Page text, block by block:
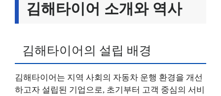
김해타이어 소개와 역사
김해타이어의 설립 배경
김해타이어는 지역 사회의 자동차 운행 환경을 개선
하고자 설립된 기업으로, 초기부터 고객 중심의 서비